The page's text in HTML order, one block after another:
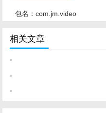
包名：com.jm.video
相关文章